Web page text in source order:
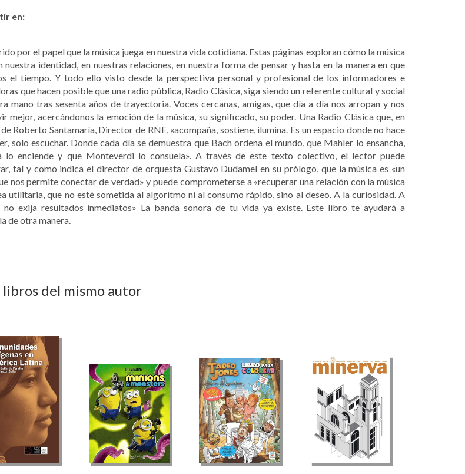
en:
por el papel que la música juega en nuestra vida cotidiana. Estas páginas exploran cómo la música
nuestra identidad, en nuestras relaciones, en nuestra forma de pensar y hasta en la manera en que
el tiempo. Y todo ello visto desde la perspectiva personal y profesional de los informadores e
que hacen posible que una radio pública, Radio Clásica, siga siendo un referente cultural y social
mano tras sesenta años de trayectoria. Voces cercanas, amigas, que día a día nos arropan y nos
mejor, acercándonos la emoción de la música, su significado, su poder. Una Radio Clásica que, en
Roberto Santamaría, Director de RNE, «acompaña, sostiene, ilumina. Es un espacio donde no hace
solo escuchar. Donde cada día se demuestra que Bach ordena el mundo, que Mahler lo ensancha,
lo enciende y que Monteverdi lo consuela». A través de este texto colectivo, el lector puede
tal y como indica el director de orquesta Gustavo Dudamel en su prólogo, que la música es «un
nos permite conectar de verdad» y puede comprometerse a «recuperar una relación con la música
utilitaria, que no esté sometida al algoritmo ni al consumo rápido, sino al deseo. A la curiosidad. A
no exija resultados inmediatos» La banda sonora de tu vida ya existe. Este libro te ayudará a
de otra manera.
del mismo autor